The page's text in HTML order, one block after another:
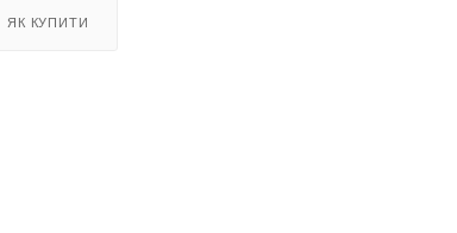
ЯК КУПИТИ